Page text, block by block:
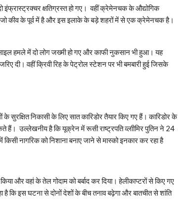
इंफ्रास्ट्रक्चर क्षतिग्रस्त हो गए। वहीं क्रेमेनचक के औद्योगिक
है जो कीव के पूर्व में है और इस इलाके के बड़े शहरों में से एक क्रेमेनचक है।
हमले में दो लोग जख्मी हो गए और काफी नुकसान भी हुआ। यह
वहीं क्रिवी रिह के पेट्रोल स्टेशन पर भी बमबारी हुई जिसके
सुरक्षित निकासी के लिए सात कारिडोर तैयार किए गए हैं। कारिडोर के
हैं। उल्लेखनीय है कि यूक्रेन में रूसी राष्ट्रपति व्लाीमिर पुतिन ने 24
नागरिक को निशाना बनाए जाने से मास्को इनकार कर रहा है
और वहां के तेल गोदाम को बर्बाद कर दिया। हेलीकाप्टरों से किए गए
कि इस घटना से दोनों देशों के बीच तनाव बढ़ेगा और बातचीत से शांति